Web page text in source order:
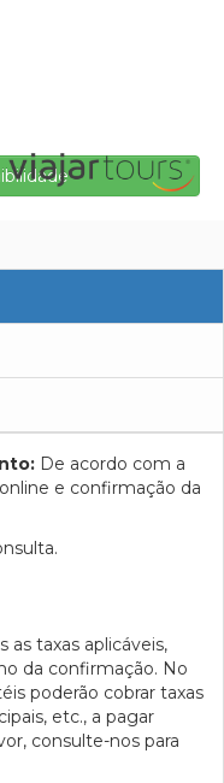
De acordo com a
e confirmação da
as taxas aplicáveis,
da confirmação. No
poderão cobrar taxas
etc., a pagar
consulte-nos para